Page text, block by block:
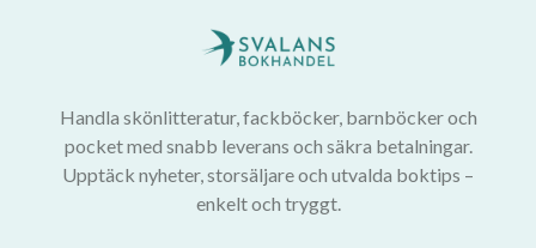
Handla skönlitteratur, fackböcker, barnböcker och
pocket med snabb leverans och säkra betalningar.
Upptäck nyheter, storsäljare och utvalda boktips –
enkelt och tryggt.